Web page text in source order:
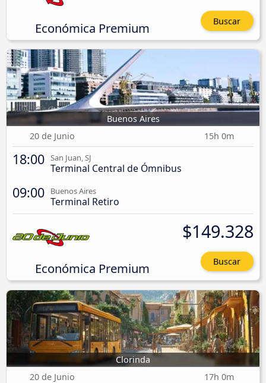
Económica Premium Buscar
Buenos Aires
20 de Junio
15h 0m
18:00 San Juan, SJ
Terminal Central de Ómnibus
09:00 Buenos Aires
Terminal Retiro
Económica Premium
$149.328
Buscar
Clorinda
20 de Junio
17h 0m